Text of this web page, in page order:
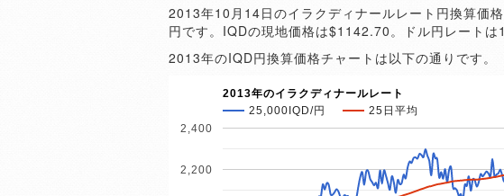
2013年10月14日のイラクディナールレート円換算価
円です。IQDの現地価格は$1142.70。ドル円レートは
2013年のIQD円換算価格チャートは以下の通りです。
2013年のイラクディナールレート
25,000IQD/円
25日平均
2,200
2,400